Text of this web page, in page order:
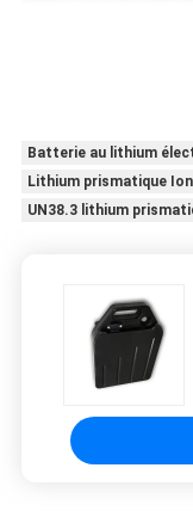
Batterie au lithium
Lithium prismatique
UN38.3 lithium